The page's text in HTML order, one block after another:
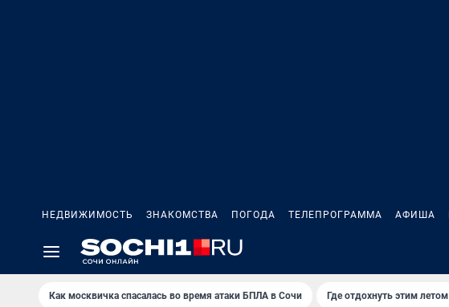
НЕДВИЖИМОСТЬ ЗНАКОМСТВА ПОГОДА ТЕЛЕПРОГРАММА АФИША
Как москвичка спасалась во время атаки БПЛА в Сочи Где отдохнуть этим летом